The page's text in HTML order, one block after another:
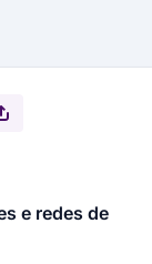
e redes de